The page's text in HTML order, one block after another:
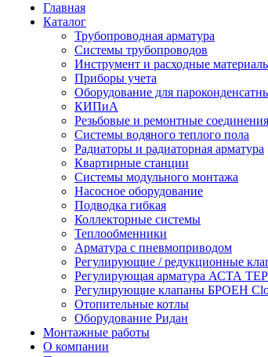
Главная
Каталог
Трубопроводная арматура
Системы трубопроводов
Инструмент и расходные
Приборы учета
Оборудование для
КИПиА
Резьбовые и ремонтные
Системы водяного теплого пола
Радиаторы и радиаторная арматура
Квартирные станции
Системы модульного монтажа
Насосное оборудование
Подводка гибкая
Коллекторные системы
Теплообменники
Арматура с пневмоприводом
Регулирующие / редукционные
Регулирующая арматура АСТА
Регулирующие клапаны БРОЕН
Отопительные котлы
Оборудование Ридан
Монтажные работы
О компании